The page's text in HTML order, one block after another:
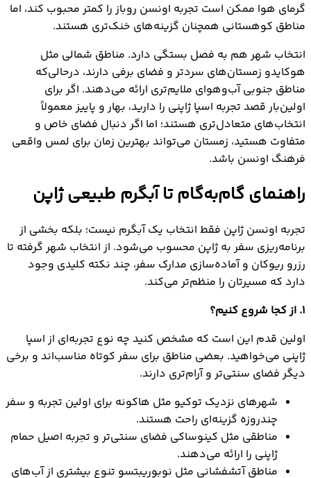
گرمای هوا ممکن است تجربه اونسن روباز را کمتر محبوب کند، اما
مناطق کوهستانی همچنان گزینه‌های خنک‌تری هستند.
انتخاب شهر هم به فصل بستگی دارد. مناطق شمالی مثل
هوکایدو زمستان‌های سردتر و فضای برفی دارند، درحالی‌که
مناطق جنوبی آب‌وهوای ملایم‌تری ارائه می‌دهند. اگر برای
اولین‌بار قصد تجربه اسپا ژاپنی را دارید، بهار و پاییز معمولاً
انتخاب‌های متعادل‌تری هستند؛ اما اگر دنبال فضای خاص و
متفاوت هستید، زمستان می‌تواند بهترین زمان برای لمس واقعی
فرهنگ اونسن باشد.
راهنمای گام‌به‌گام تا آبگرم طبیعی ژاپن
تجربه اونسن ژاپن فقط انتخاب یک آبگرم نیست؛ بلکه بخشی از
برنامه‌ریزی سفر به ژاپن محسوب می‌شود. از انتخاب شهر گرفته تا
رزرو ریوکان و آماده‌سازی مدارک سفر، چند نکته کلیدی وجود
دارد که مسیرتان را منظم‌تر می‌کند.
1. از کجا شروع کنیم؟
اولین قدم این است که مشخص کنید چه نوع تجربه‌ای از اسپا
ژاپنی می‌خواهید. بعضی مناطق برای سفر کوتاه مناسب‌اند و برخی
دیگر فضای سنتی‌تر و آرام‌تری دارند.
شهرهای نزدیک توکیو مثل هاکونه برای اولین تجربه و سفر
چندروزه گزینه‌ای راحت هستند.
مناطقی مثل کینوساکی فضای سنتی‌تر و تجربه اصیل حمام
ژاپنی را ارائه می‌دهند.
مناطق آتشفشانی مثل نوبوریبتسو تنوع بیشتری از آب‌های